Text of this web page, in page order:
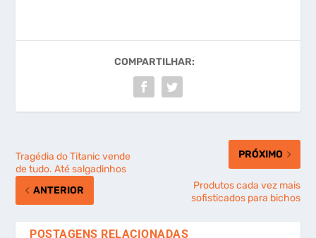
COMPARTILHAR:
Tragédia do Titanic vende
de tudo. Até salgadinhos
ANTERIOR
PRÓXIMO
Produtos cada vez mais
sofisticados para bichos
POSTAGENS RELACIONADAS